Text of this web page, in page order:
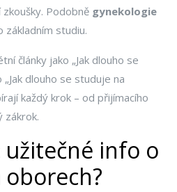
Podobně gynekologie
základním studiu.
články jako „Jak dlouho se
dlouho se studuje na
každý krok – od přijímacího
zákrok.
info o